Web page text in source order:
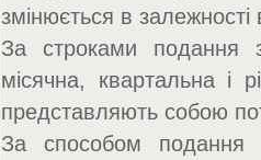
змінюється в
За строками подання
місячна, квартальна і
представляють собою
За способом подання